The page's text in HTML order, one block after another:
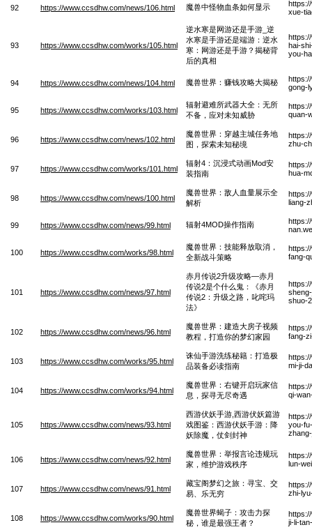
92 https://www.ccsdhw.com/news/106.html 魔兽中怪物血条如何显示
xue-
93 https://www.ccsdhw.com/works/105.html
逆水寒是网游还是手游_逆
水寒是手游还是端游：逆水
寒：网游还是手游？揭秘背
后的真相
hai-
you-
94 https://www.ccsdhw.com/news/104.html 魔兽世界：赚钱攻略大揭秘
gong-
95 https://www.ccsdhw.com/works/103.html
辐射避难所武器大全：无所
不备，应对未知威胁
quan-
96 https://www.ccsdhw.com/news/102.html
魔兽世界：穿越主城任务地
图，探索未知秘境
zhu-
97 https://www.ccsdhw.com/works/101.html
辐射4：沉浸式动画Mod安
装指南
hua-
98 https://www.ccsdhw.com/news/100.html
魔兽世界：敌人血量展示全
解析
liang-
99 https://www.ccsdhw.com/news/99.html 辐射4MOD操作指南
100 https://www.ccsdhw.com/works/98.html
魔兽世界：技能释放取消，
全新战斗策略
fang-
101 https://www.ccsdhw.com/news/97.html
赤月传说2升级攻略—赤月
传说2是个什么鬼：《赤月
传说2：升级之路，叱咤玛
法》
shuo-
102 https://www.ccsdhw.com/news/96.html
魔兽世界：建造大房子视频
教程，打造你的梦幻家园
fang-
103 https://www.ccsdhw.com/works/95.html
诛仙手游洗练秘籍：打造极
品装备必读指南
mi-ji-
104 https://www.ccsdhw.com/works/94.html
魔兽世界：右键开启玩家信
息，探寻无尽奇遇
qi-
105 https://www.ccsdhw.com/news/93.html
西游伏妖手游,西游伏妖篇游
戏图鉴：西游伏妖手游：降
妖除魔，仗剑封神
you-
106 https://www.ccsdhw.com/news/92.html
魔兽世界：举报言论违规玩
家，维护游戏秩序
lun-
107 https://www.ccsdhw.com/news/91.html
藏宝阁梦幻之旅：寻宝、交
易、乐无穷
zhi-
108 https://www.ccsdhw.com/works/90.html
魔兽世界蝎子：攻击力探
秘，谁是最强王者？
ji-li-